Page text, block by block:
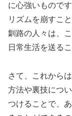
に心強いもので
リズムを崩すこ
釧路の人々は、
日常生活を送る
さて、これから
方法や裏技につ
つけることで、